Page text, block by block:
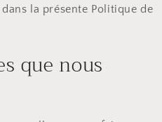
la présente Politique de
que nous